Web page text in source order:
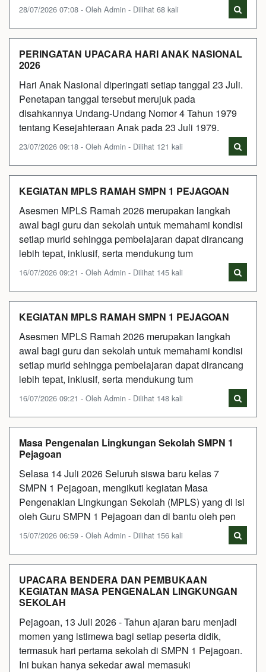
28/07/2026 07:08 - Oleh Admin - Dilihat 68 kali
PERINGATAN UPACARA HARI ANAK NASIONAL
2026
Hari Anak Nasional diperingati setiap tanggal 23 Juli.
Penetapan tanggal tersebut merujuk pada
disahkannya Undang-Undang Nomor 4 Tahun 1979
tentang Kesejahteraan Anak pada 23 Juli 1979.
23/07/2026 09:18 - Oleh Admin - Dilihat 121 kali
KEGIATAN MPLS RAMAH SMPN 1 PEJAGOAN
Asesmen MPLS Ramah 2026 merupakan langkah
awal bagi guru dan sekolah untuk memahami kondisi
setiap murid sehingga pembelajaran dapat dirancang
lebih tepat, inklusif, serta mendukung tum
16/07/2026 09:21 - Oleh Admin - Dilihat 145 kali
KEGIATAN MPLS RAMAH SMPN 1 PEJAGOAN
Asesmen MPLS Ramah 2026 merupakan langkah
awal bagi guru dan sekolah untuk memahami kondisi
setiap murid sehingga pembelajaran dapat dirancang
lebih tepat, inklusif, serta mendukung tum
16/07/2026 09:21 - Oleh Admin - Dilihat 148 kali
Masa Pengenalan Lingkungan Sekolah SMPN 1
Pejagoan
Selasa 14 Juli 2026 Seluruh siswa baru kelas 7
SMPN 1 Pejagoan, mengikuti kegiatan Masa
Pengenaklan Lingkungan Sekolah (MPLS) yang di isi
oleh Guru SMPN 1 Pejagoan dan di bantu oleh pen
15/07/2026 06:59 - Oleh Admin - Dilihat 156 kali
UPACARA BENDERA DAN PEMBUKAAN
KEGIATAN MASA PENGENALAN LINGKUNGAN
SEKOLAH
Pejagoan, 13 Juli 2026 - Tahun ajaran baru menjadi
momen yang istimewa bagi setiap peserta didik,
termasuk hari pertama sekolah di SMPN 1 Pejagoan.
Ini bukan hanya sekedar awal memasuki